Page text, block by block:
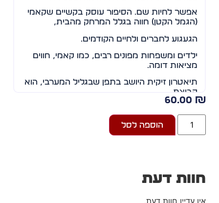
אפשר לחיות שם. הסיפור עוסק בקשיים שקאמי
(הגמל הקטן) חווה בגלל המרחק מהבית,
הגעגוע לחברים ולחיים הקודמים.
ילדים ומשפחות מפונים רבים, כמו קאמי, חווים
מציאות דומה.
תיאטרון זיקית היושב בתפן שבגליל המערבי, הוא
קבוצת
למבוגרים
ולילדים. ההצגות מתאפיינות במגוון אמצעי הבעה
וצלליות, תנועה, שילוב מולטימדיה ומוזיקה
60.00
הוספה לסל
דעת
עדיין חוות דעת.